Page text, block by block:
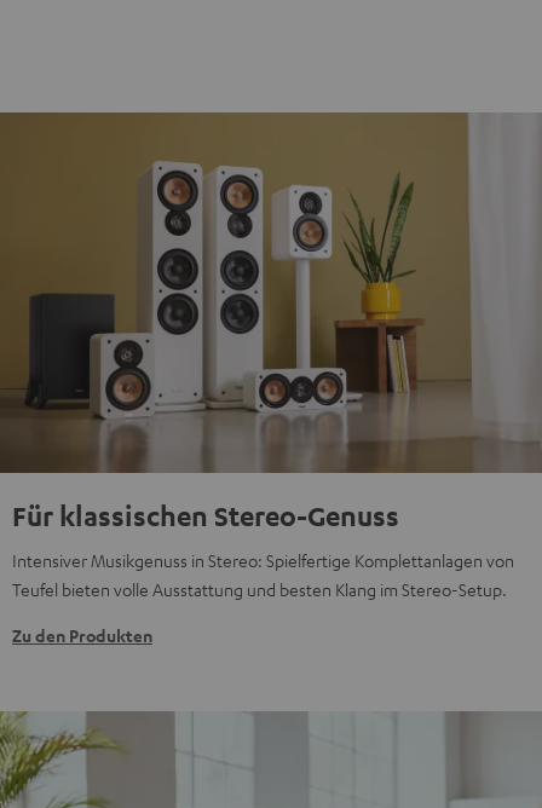
Für klassischen Stereo-Genuss
Intensiver Musikgenuss in Stereo: Spielfertige Komplettanlagen von
Teufel bieten volle Ausstattung und besten Klang im Stereo-Setup.
Zu den Produkten